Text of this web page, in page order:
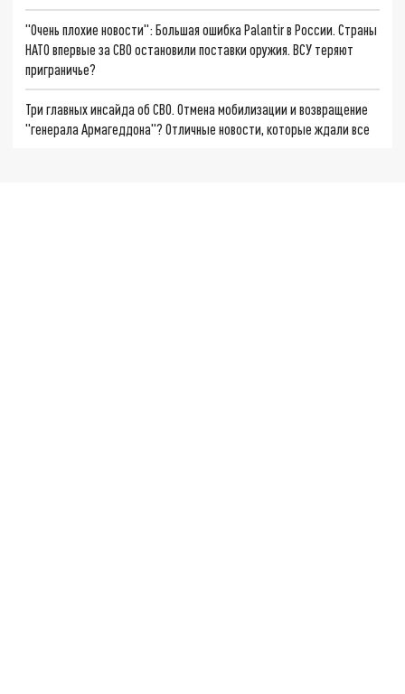
"Очень плохие новости": Большая ошибка Palantir в России. Страны
НАТО впервые за СВО остановили поставки оружия. ВСУ теряют
приграничье?
Три главных инсайда об СВО. Отмена мобилизации и возвращение
"генерала Армагеддона"? Отличные новости, которые ждали все